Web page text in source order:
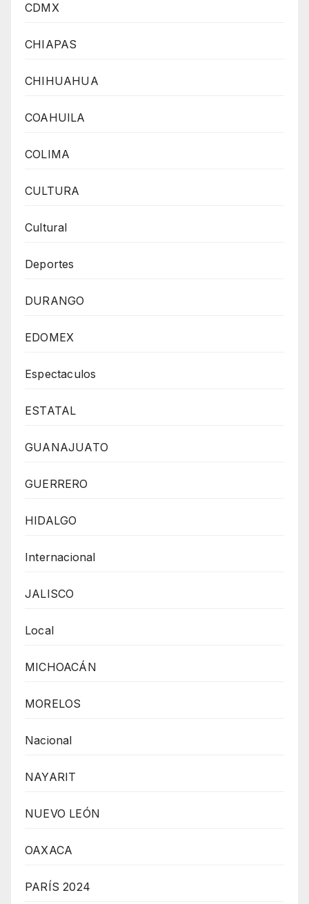
CDMX
CHIAPAS
CHIHUAHUA
COAHUILA
COLIMA
CULTURA
Cultural
Deportes
DURANGO
EDOMEX
Espectaculos
ESTATAL
GUANAJUATO
GUERRERO
HIDALGO
Internacional
JALISCO
Local
MICHOACÁN
MORELOS
Nacional
NAYARIT
NUEVO LEÓN
OAXACA
PARÍS 2024